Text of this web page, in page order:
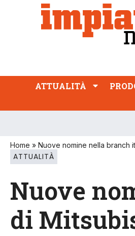
ATTUALITÀ PRODOTTI
PROFESSIONE
ATTUALITÀ
Home » Nuove nomine nella branch
ATTUALITÀ
Nuove
di